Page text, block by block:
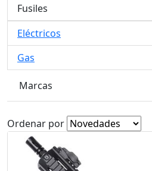
Fusiles
Eléctricos
Gas
Marcas
Ordenar por